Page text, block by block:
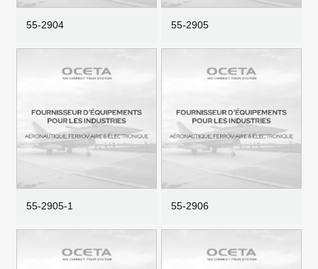
55-2904 55-2905
55-2905-1 55-2906